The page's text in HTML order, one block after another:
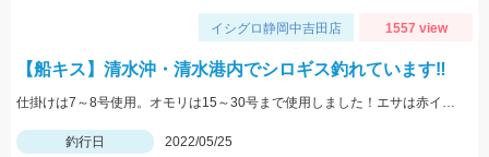
イシグロ静岡中吉田店 1557 view
【船キス】清水沖・清水港内でシロギス釣れています‼
仕掛けは7～8号使用。オモリは15～30号まで使用しました！エサは赤イソメがオススメです！
釣行日
2022/05/25